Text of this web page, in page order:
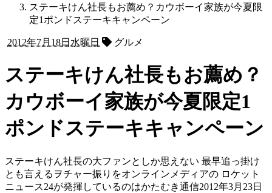
ステーキけん社長もお薦め？カウボーイ家族が今夏限
定1ポンドステーキキャンペーン
2012年7月18日水曜日 グルメ
ステーキけん社長もお薦め？
カウボーイ家族が今夏限定1
ポンドステーキキャンペーン
ステーキけん社長の大ファンとしか思えない 最早追っ掛け
とも言えるヲチャー振りをオンラインメディアの ロケット
ニュース24が発揮しているのはかたむき通信2012年3月23日